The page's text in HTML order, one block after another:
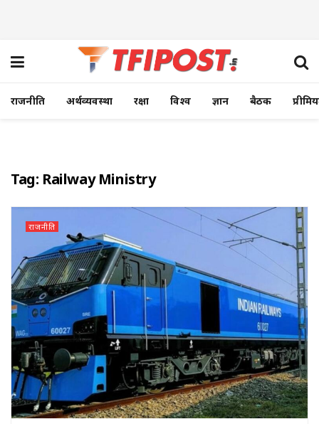
राजनीति अर्थव्यवस्था रक्षा विश्व ज्ञान बैठक
Tag: Railway Ministry
राजनीति